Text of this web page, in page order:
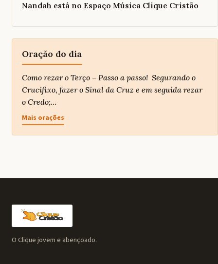
Nandah está no Espaço Música Clique Cristão
Oração do dia
Como rezar o Terço – Passo a passo! Segurando o
Crucifixo, fazer o Sinal da Cruz e em seguida rezar
o Credo;…
Mais orações
O Clique jovem e abençoado.